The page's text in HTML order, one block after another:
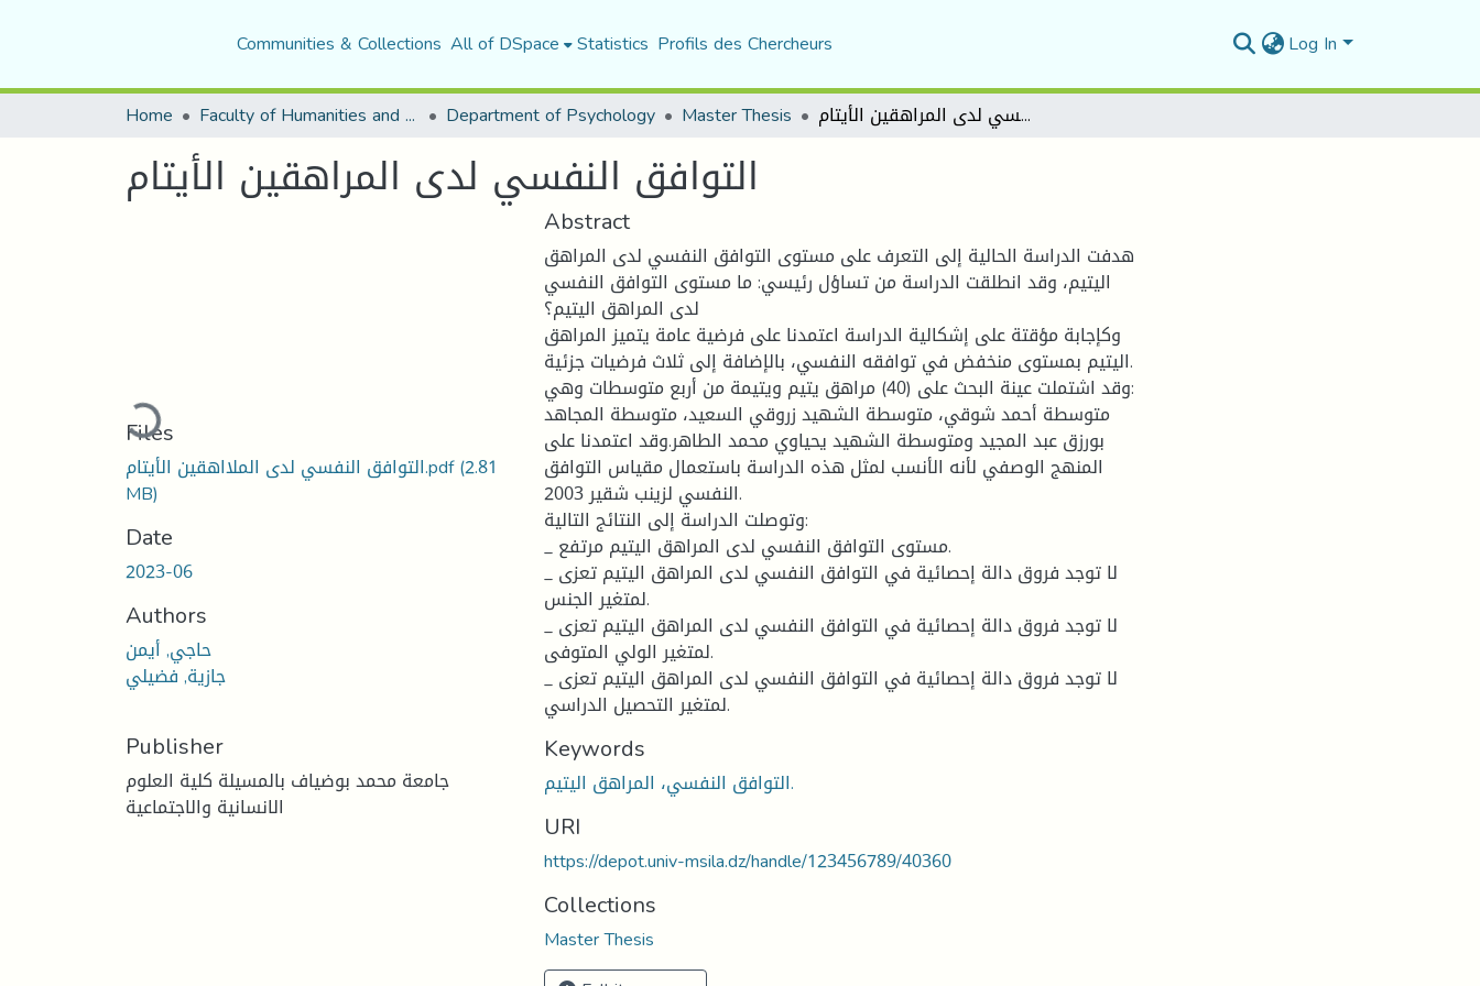
Communities & Collections All of DSpace Statistics Profils des Chercheurs Log In
Home Faculty of Humanities and Social Sciences Department of Psychology Master Thesis التوافق النفسي لدى المراهقين الأيتام
التوافق النفسي لدى المراهقين الأيتام
Loading...
Files
التوافق النفسي لدى الملااهقين الأيتام.pdf(2.81
MB)
Date
2023-06
Authors
حاجي, أيمن
جازية, فضيلي
Publisher
جامعة محمد بوضياف بالمسيلة كلية العلوم
الانسانية والاجتماعية
Abstract
هدفت الدراسة الحالية إلى التعرف على مستوى التوافق النفسي لدى المراهق
اليتيم، وقد انطلقت الدراسة من تساؤل رئيسي: ما مستوى التوافق النفسي
لدى المراهق اليتيم؟
وكإجابة مؤقتة على إشكالية الدراسة اعتمدنا على فرضية عامة يتميز المراهق
اليتيم بمستوى منخفض في توافقه النفسي، بالإضافة إلى ثلاث فرضيات جزئية.
وقد اشتملت عينة البحث على (40) مراهق يتيم ويتيمة من أربع متوسطات وهي:
متوسطة أحمد شوقي، متوسطة الشهيد زروقي السعيد، متوسطة المجاهد
بورزق عبد المجيد ومتوسطة الشهيد يحياوي محمد الطاهر.وقد اعتمدنا على
المنهج الوصفي لأنه الأنسب لمثل هذه الدراسة باستعمال مقياس التوافق
النفسي لزينب شقير 2003.
وتوصلت الدراسة إلى النتائج التالية:
_ مستوى التوافق النفسي لدى المراهق اليتيم مرتفع.
_ لا توجد فروق دالة إحصائية في التوافق النفسي لدى المراهق اليتيم تعزى
لمتغير الجنس.
_ لا توجد فروق دالة إحصائية في التوافق النفسي لدى المراهق اليتيم تعزى
لمتغير الولي المتوفى.
_ لا توجد فروق دالة إحصائية في التوافق النفسي لدى المراهق اليتيم تعزى
لمتغير التحصيل الدراسي.
Keywords
التوافق النفسي، المراهق اليتيم.
URI
https://depot.univ-msila.dz/handle/123456789/40360
Collections
Master Thesis